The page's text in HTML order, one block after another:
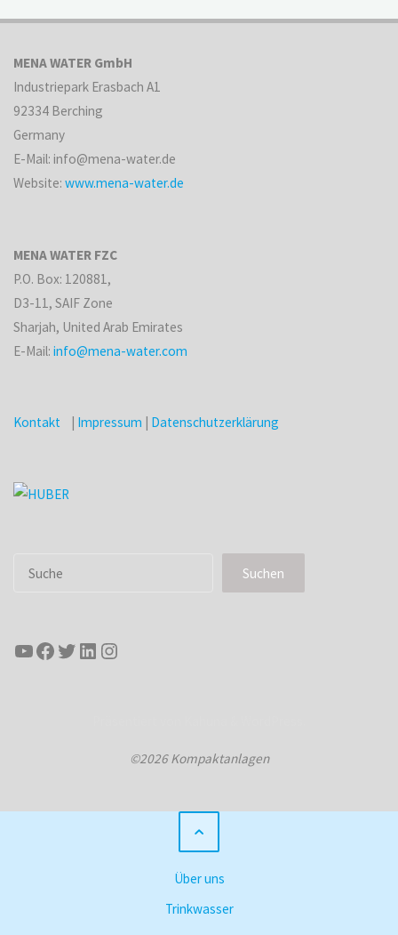
MENA WATER GmbH
Industriepark Erasbach A1
92334 Berching
Germany
E-Mail: info@mena-water.de
Website:www.mena-water.de
MENA WATER FZC
P.O. Box: 120881,
D3-11, SAIF Zone
Sharjah, United Arab Emirates
E-Mail:info@mena-water.com
Kontakt | Impressum | Datenschutzerklärung
Suchen Suchen
YouTube
Facebook
Twitter
LinkedIn
Instagram
©2026 Kompaktanlagen
Über uns
Trinkwasser